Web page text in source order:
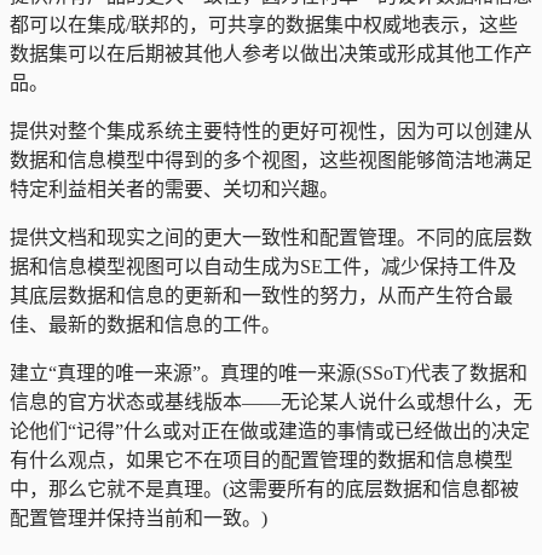
都可以在集成/联邦的，可共享的数据集中权威地表示，这些
数据集可以在后期被其他人参考以做出决策或形成其他工作产
品。
提供对整个集成系统主要特性的更好可视性，因为可以创建从
数据和信息模型中得到的多个视图，这些视图能够简洁地满足
特定利益相关者的需要、关切和兴趣。
提供文档和现实之间的更大一致性和配置管理。不同的底层数
据和信息模型视图可以自动生成为SE工件，减少保持工件及
其底层数据和信息的更新和一致性的努力，从而产生符合最
佳、最新的数据和信息的工件。
建立“真理的唯一来源”。真理的唯一来源(SSoT)代表了数据和
信息的官方状态或基线版本——无论某人说什么或想什么，无
论他们“记得”什么或对正在做或建造的事情或已经做出的决定
有什么观点，如果它不在项目的配置管理的数据和信息模型
中，那么它就不是真理。(这需要所有的底层数据和信息都被
配置管理并保持当前和一致。)